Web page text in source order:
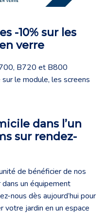
-10% sur les
verre
B720 et B800
le module, les screens
dans l’un
sur rendez-
de bénéficier de nos
un équipement
nous dès aujourd’hui pour
votre jardin en un espace